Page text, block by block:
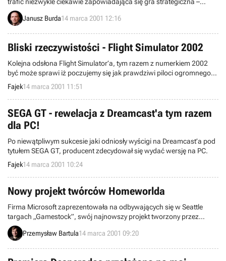
Europa Universalis. Dzięki uprzejmości firmy CODA, wydawcy tego
tytułu, mieliśmy okazję zapoznać się z nim nieco wcześniej, co
Janusz Burda14 marca 2001 12:16
Bliski rzeczywistości - Flight Simulator 2002
Kolejna odsłona Flight Simulator’a, tym razem z numerkiem 2002
być może sprawi iż poczujemy się jak prawdziwi piloci ogromnego
Boeinga 747-400.
Fajek14 marca 2001 11:51
SEGA GT - rewelacja z Dreamcast'a tym razem
dla PC!
Po niewątpliwym sukcesie jaki odniosły wyścigi na Dreamcast’a pod
tytułem SEGA GT, producent zdecydował się wydać wersję na PC.
Fajek14 marca 2001 10:24
Nowy projekt twórców Homeworlda
Firma Microsoft zaprezentowała na odbywających się w Seattle
targach „Gamestock”, swój najnowszy projekt tworzony przez
zespół Relic Entertainment. Ta znana między innymi z słynnego
Homeworlda firma pracuje obecnie nad strategią toczoną w czasie
Przemysław Bartula14 marca 2001 09:20